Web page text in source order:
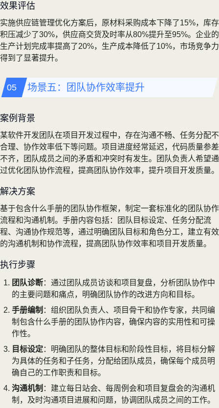
效果评估
实施供应链管理优化方案后，原材料采购成本下降了15%，库存
积压减少了30%，供应商交货及时率从80%提升至95%。企业的
生产计划完成率提高了20%，生产成本降低了10%，市场竞争力
得到了显著提升。
场景五：团队协作效率提升
案例背景
某软件开发团队在项目开发过程中，存在沟通不畅、任务分配不
合理、协作效率低下等问题。项目进度经常延迟，代码质量参差
不齐，团队成员之间的矛盾和冲突时有发生。团队负责人希望通
过优化团队协作流程，提高团队协作效率，提升项目开发质量。
解决方案
基于包含什么手册的团队协作框架，制定一套标准化的团队协作
流程和沟通机制。手册内容包括：团队目标设定、任务分配流
程、沟通协作规范等，通过明确团队目标和角色分工，建立有效
的沟通机制和协作流程，提高团队协作效率和项目开发质量。
执行步骤
团队诊断：通过团队成员访谈和项目复盘，分析团队协作中
的主要问题和痛点，明确团队协作的改进方向和目标。
手册编制 ：组织团队负责人、项目骨干和协作专家，共同编
制包含什么手册的团队协作内容，确保内容的实用性和可操
作性。
目标设定：明确团队的整体目标和阶段性目标，将目标分解
为具体的任务和子任务，分配给团队成员，确保每个成员明
确自己的工作职责和目标。
沟通机制 ：建立每日站会、每周例会和项目复盘会的沟通机
制，及时沟通项目进展和问题，协调团队成员之间的工作。